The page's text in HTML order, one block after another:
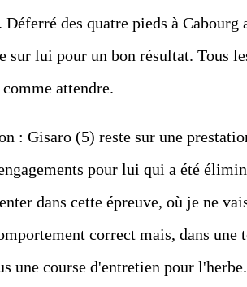
des quatre pieds à Cabourg
sur lui pour un bon résultat. Tous
attendre.
: Gisaro (5) reste sur une
pour lui qui a été
dans cette épreuve, où je ne
correct mais, dans
une course d'entretien pour l'herbe.